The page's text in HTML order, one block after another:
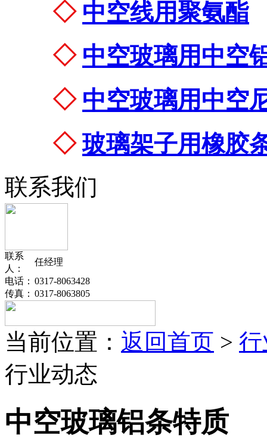
◇ 中空线用聚氨酯
◇ 中空玻璃用中空
◇ 中空玻璃用中空
◇ 玻璃架子用橡胶
联系我们
联系
人：
任经理
电话： 0317-8063428
传真： 0317-8063805
当前位置： 返回首页 >
行业动态
中空玻璃铝条特质